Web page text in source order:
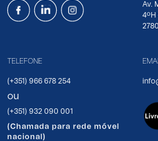
Av.
4ºH
TELEFONE
(+351) 966 678 254
ou
(+351) 932 090 001
(Chamada para rede móvel
nacional)
EMAIL